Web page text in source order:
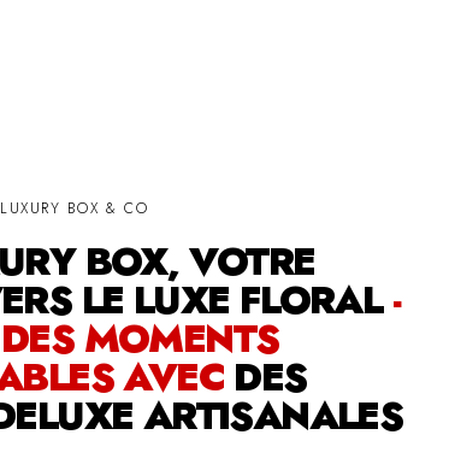
BOX & CO
BOX, VOTRE
LE LUXE FLORAL-
MOMENTS
AVEC DES
ARTISANALES